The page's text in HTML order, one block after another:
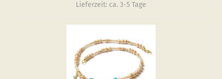
Lieferzeit: ca. 3-5 Tage